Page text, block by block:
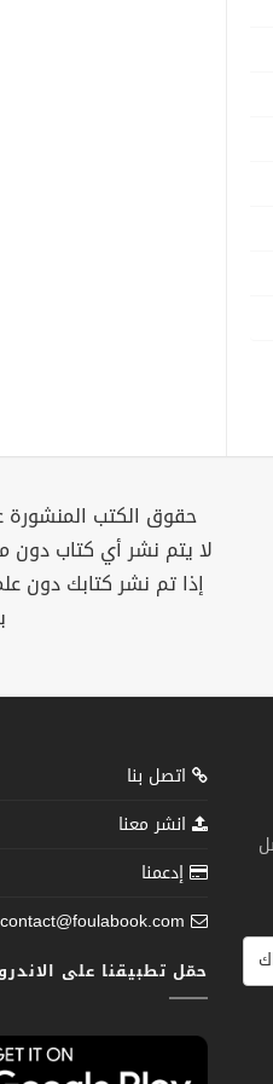
حقوق الكتب المنشورة
لا يتم نشر أي كتاب دون
إذا تم نشر كتابك دون
اتصل بنا
انشر معنا
إدعمنا
contact@foulabook.com
حمّل تطبيقنا على